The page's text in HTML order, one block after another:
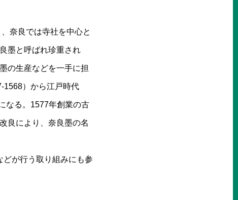
奈良では寺社を中心と
墨と呼ばれ珍重され
の生産などを一手に担
1568）から江戸時代
なる。1577年創業の古
良により、奈良墨の名
が行う取り組みにも参